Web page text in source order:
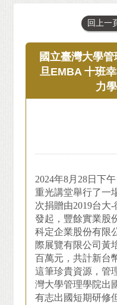
回上一
國立臺灣大學
旦EMBA 十班
力
2024年8月28日下
重光講堂舉行了一
次捐贈由2019台大
發起，豐餘實業股
科定企業股份有限
際展覽有限公司黃
百萬元，共計新台
這筆珍貴資源，管
灣大學管理學院出
有志出國短期研修